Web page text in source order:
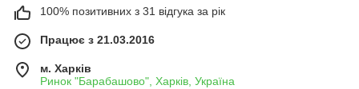
100% позитивних з 31 відгука за рік
Працює з 21.03.2016
м. Харків
Ринок "Барабашово", Харків, Україна